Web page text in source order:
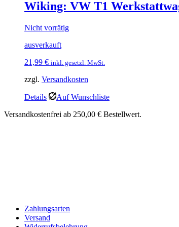
Wiking: VW T1
Nicht vorrätig
ausverkauft
21,99 € inkl. gesetzl. MwSt.
zzgl. Versandkosten
Details
Auf Wunschliste
Versandkostenfrei ab 250,00 € Bestellwert.
Zahlungsarten
Versand